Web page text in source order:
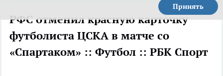
Принять
РФС отменил красную карточку
футболиста ЦСКА в матче со
«Спартаком» :: Футбол :: РБК Спорт